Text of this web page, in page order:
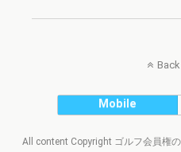
Mobile
All content Copyright ゴルフ会員権